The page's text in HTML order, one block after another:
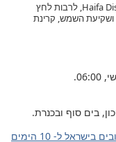
תחזית מזג האוויר בנשר, ל- 10 ימים הקרובים בHaifa District, לרבות לחץ
ושקיעת השמש, קרינת
בים סוף ובכנרת.
מזג האוויר ב- 203 ערים ויישובים בישראל ל- 10 הימים